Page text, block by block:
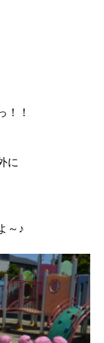
！！
に
～♪